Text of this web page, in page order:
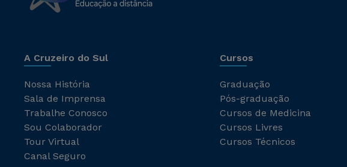
A Cruzeiro do Sul
Nossa História
Sala de Imprensa
Trabalhe Conosco
Sou Colaborador
Tour Virtual
Canal Seguro
Cursos
Graduação
Pós-graduação
Cursos de Medicina
Cursos Livres
Cursos Técnicos